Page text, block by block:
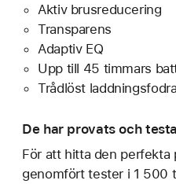
Aktiv brusreducering
Transparens
Adaptiv EQ
Upp till 45 timmars
Trådlöst
De har provats och
För att hitta den perfekta
genomfört tester i 1 500